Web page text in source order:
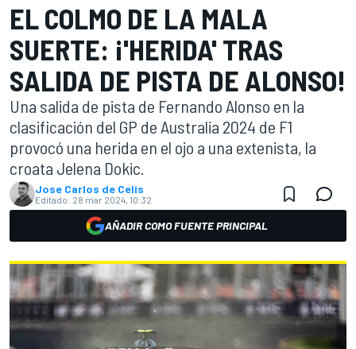
EL COLMO DE LA MALA
SUERTE: ¡'HERIDA' TRAS
SALIDA DE PISTA DE ALONSO!
Una salida de pista de Fernando Alonso en la
clasificación del GP de Australia 2024 de F1
provocó una herida en el ojo a una extenista, la
croata Jelena Dokic.
Jose Carlos de Celis
Editado: 28 mar 2024, 10:32
AÑADIR COMO FUENTE PRINCIPAL